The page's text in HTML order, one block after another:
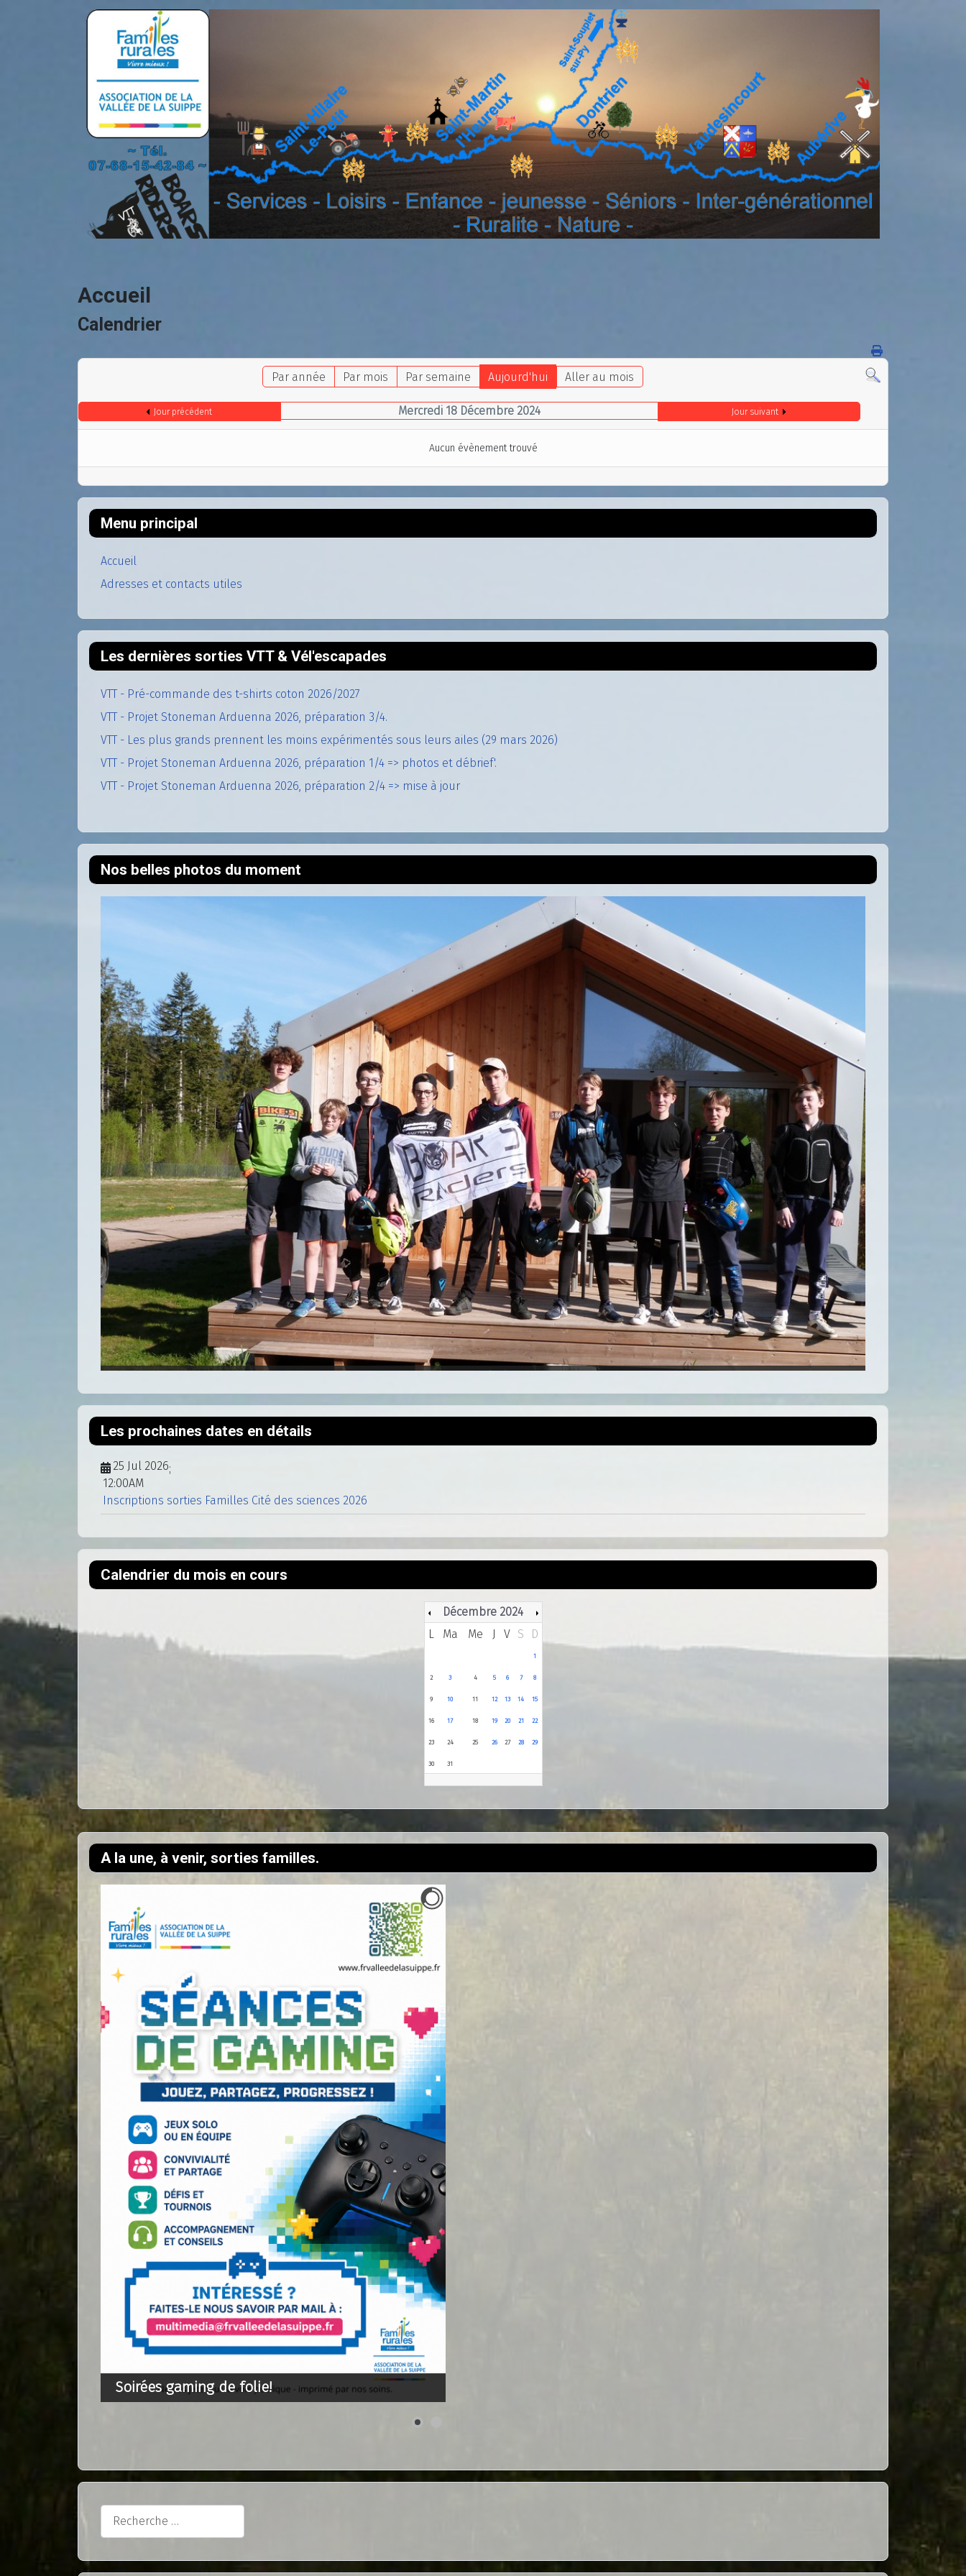
A la une, à venir, sorties familles.
Rechercher
Accueil
Calendrier
Par année Par mois Par semaine Aujourd'hui Aller au mois
Jour précédent Mercredi 18 Décembre 2024 Jour suivant
Aucun évènement trouvé
Menu principal
Accueil
Adresses et contacts utiles
Les dernières sorties VTT & Vél'escapades
VTT - Pré-commande des t-shirts coton 2026/2027
VTT - Projet Stoneman Arduenna 2026, préparation 3/4.
VTT - Les plus grands prennent les moins expérimentés sous leurs ailes (29 mars 2026)
VTT - Projet Stoneman Arduenna 2026, préparation 1/4 => photos et débrief'.
VTT - Projet Stoneman Arduenna 2026, préparation 2/4 => mise à jour
Nos belles photos du moment
Les prochaines dates en détails
25 Jul 2026;
12:00AM
Inscriptions sorties Familles Cité des sciences 2026
Calendrier du mois en cours
Décembre 2024
L
Ma Me J V S D
1
2 3 4 5 6 7 8
9 10 11 12 13 14 15
16 17 18 19 20 21 22
23 24 25 26 27 28 29
30 31